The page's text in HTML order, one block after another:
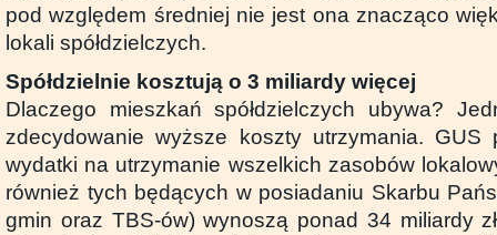
pod względem średniej nie jest ona znacząco
lokali spółdzielczych.
Spółdzielnie kosztują o 3 miliardy więcej
Dlaczego mieszkań spółdzielczych ubywa?
zdecydowanie wyższe koszty utrzymania. GUS
wydatki na utrzymanie wszelkich zasobów
również tych będących w posiadaniu Skarbu
gmin oraz TBS-ów) wynoszą ponad 34 miliardy